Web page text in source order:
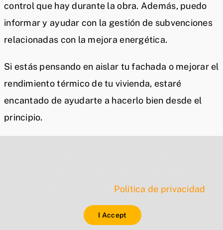
control que hay durante la obra. Además, puedo
informar y ayudar con la gestión de subvenciones
relacionadas con la mejora energética.
Si estás pensando en aislar tu fachada o mejorar el
rendimiento térmico de tu vivienda, estaré
encantado de ayudarte a hacerlo bien desde el
principio.
Política de privacidad
I Accept